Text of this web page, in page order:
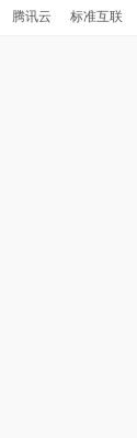
腾讯云 标准互联